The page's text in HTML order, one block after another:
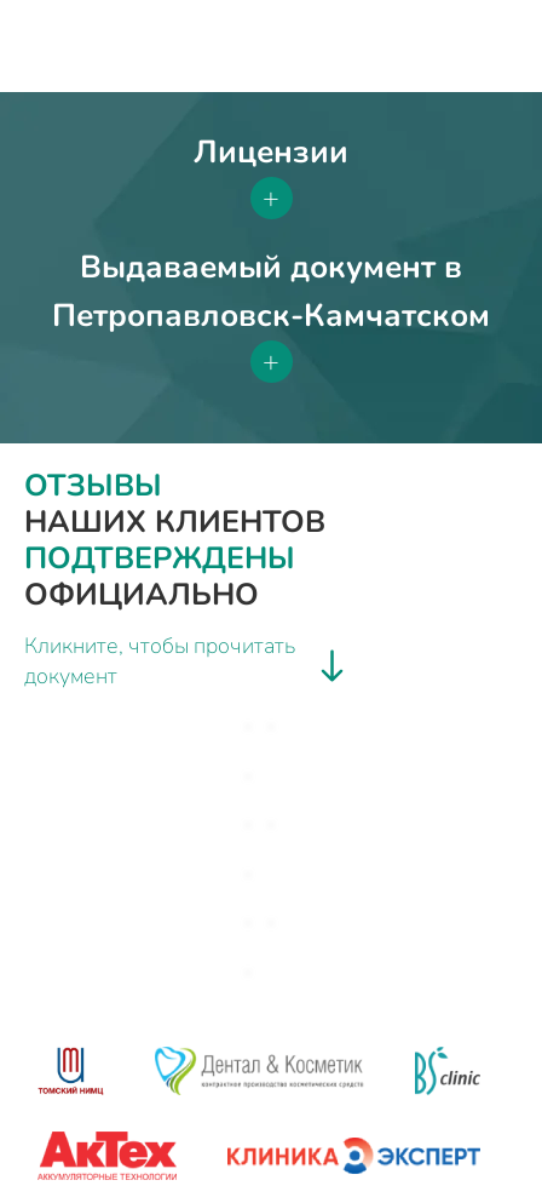
Лицензии
+
Выдаваемый документ в
Петропавловск-Камчатском
+
ОТЗЫВЫ
НАШИХ КЛИЕНТОВ
ПОДТВЕРЖДЕНЫ
ОФИЦИАЛЬНО
Кликните, чтобы прочитать
документ